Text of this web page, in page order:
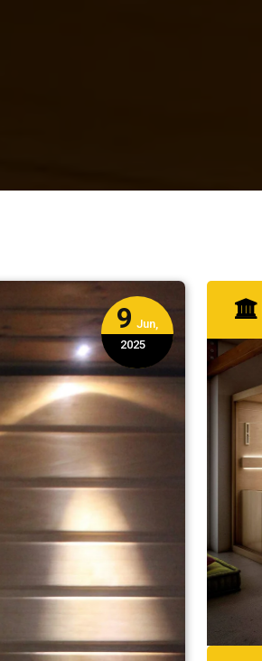
9 Jun,
2025